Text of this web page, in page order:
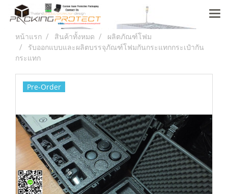
หน้าแรก สินค้าทั้งหมด
ผลิตภัณฑ์โฟม
รับออกแบบและผลิตบรรจุภัณฑ์โฟมกันกระแทกกระเป๋ากัน
กระแทก
Pre-Order